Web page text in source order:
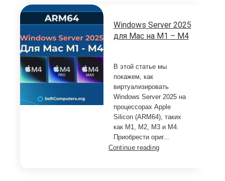
Windows Server 2025
для Mac на M1 – M4
В этой статье мы
покажем, как
виртуализировать
Windows Server 2025 на
процессорах Apple
Silicon (ARM64), таких
как M1, M2, M3 и M4.
Приобрести ориг...
Continue reading